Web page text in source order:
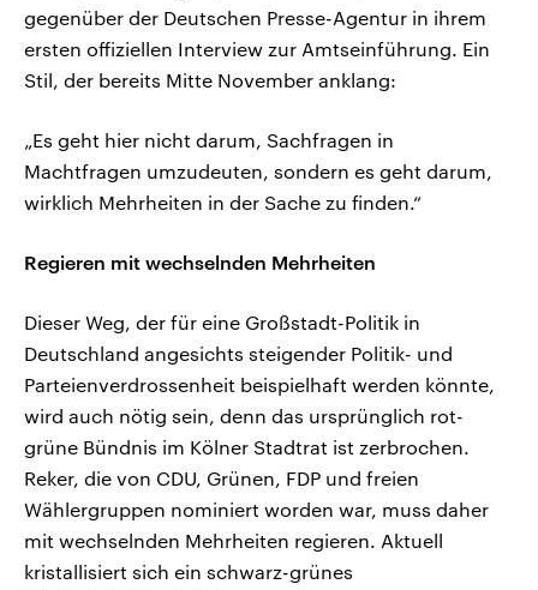
gegenüber der Deutschen Presse-Agentur in ihrem
ersten offiziellen Interview zur Amtseinführung. Ein
Stil, der bereits Mitte November anklang:
„Es geht hier nicht darum, Sachfragen in
Machtfragen umzudeuten, sondern es geht darum,
wirklich Mehrheiten in der Sache zu finden.“
Regieren mit wechselnden Mehrheiten
Dieser Weg, der für eine Großstadt-Politik in
Deutschland angesichts steigender Politik- und
Parteienverdrossenheit beispielhaft werden könnte,
wird auch nötig sein, denn das ursprünglich rot-
grüne Bündnis im Kölner Stadtrat ist zerbrochen.
Reker, die von CDU, Grünen, FDP und freien
Wählergruppen nominiert worden war, muss daher
mit wechselnden Mehrheiten regieren. Aktuell
kristallisiert sich ein schwarz-grünes